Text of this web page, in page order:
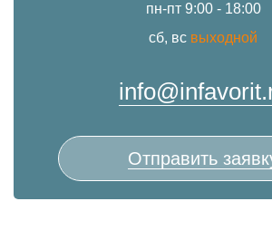
пн-пт 9:00 - 18:00
сб, вс выходной
Отправить